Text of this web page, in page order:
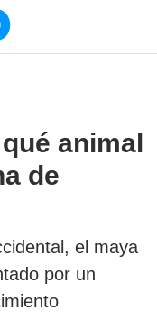
animal
de
el maya
por un